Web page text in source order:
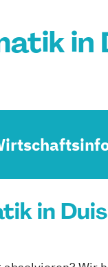
in
in